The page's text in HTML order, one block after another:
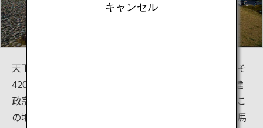
天下統一を成し遂げた秀吉がこの城を築いたのはおよそ
420年前。朝鮮出兵のため、命を受けた徳川家康、伊達
政宗、前田利家、加藤清正など、名だたる戦国武将がこ
の地に集いました。今でも、天守閣跡からは壱岐、対馬
キャンセル